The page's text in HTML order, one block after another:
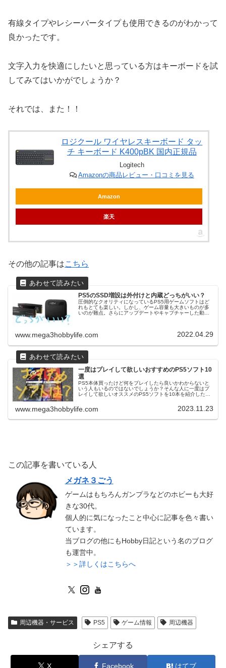
有線タイプやレシーバータイプも使用できるのがわかって
良かったです。
文字入力を快適にしたいと思っている方はキーボードを試
してみてはいかがでしょうか？
それでは、また！！
ロジクール ワイヤレスキーボード タッ
チ キーボード K400pBK 国内正規品
Logitech
Amazonの商品レビュー・口コミを見る
Amazon
楽天
その他の記事はこちら
PS5のSSD増設は外付けと内蔵どっちがいい？
圧倒的なクオリティになっているPS5用ゲームソフトはど
れもとても楽しい。しかし、ゲーム容量も大きいものが多
いのが難点。さらにアップデートやキャプチャーした動画
www.mega3hobbylife.com 2022.04.29
一度はプレイして欲しいおすすめのPS5ソフト10
選
PS5本体買ったけど何をプレイしたら良いかわからないと
いう人もいるのではないでしょうか？そんな人に一度はプ
レイして欲しいオススメのPS5ソフトを10本を紹介したい
www.mega3hobbylife.com 2023.11.23
この記事を書いている人
メガネ３ごう
ゲームはもちろんガンプラなどのホビーも大好
きな30代。
個人的に気になったこと中心に記事を色々書い
ています。
当ブログの他にもHobby日記という名のブログ
も運営中。
＞＞詳しくはこちらへ
周辺機器・サービス PS5 ゲーム情報 周辺機器
シェアする
X Facebook はてブ